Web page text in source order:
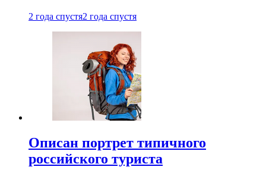
2 года спустя2 года спустя
Описан портрет типичного
российского туриста